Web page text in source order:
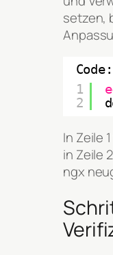
setzen,
Code:
1
2
In Zeile
in Zeile
ngx